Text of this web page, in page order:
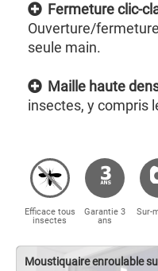
Fermeture clic-
Ouverture/
seule main.
Maille haute
insectes, y compris
Efficace tous
insectes
Garantie 3
ans
Sur-
Moustiquaire enroulable